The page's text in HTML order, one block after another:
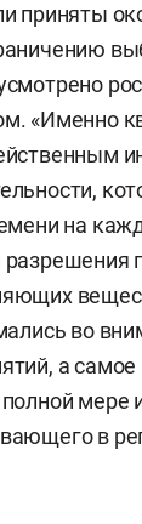
приняты
«Именно
на
во
а
мере
в